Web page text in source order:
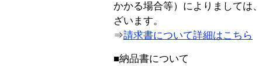
かかる場合等）によりましては
ざいます。
⇒請求書について詳細はこちら
■納品書について